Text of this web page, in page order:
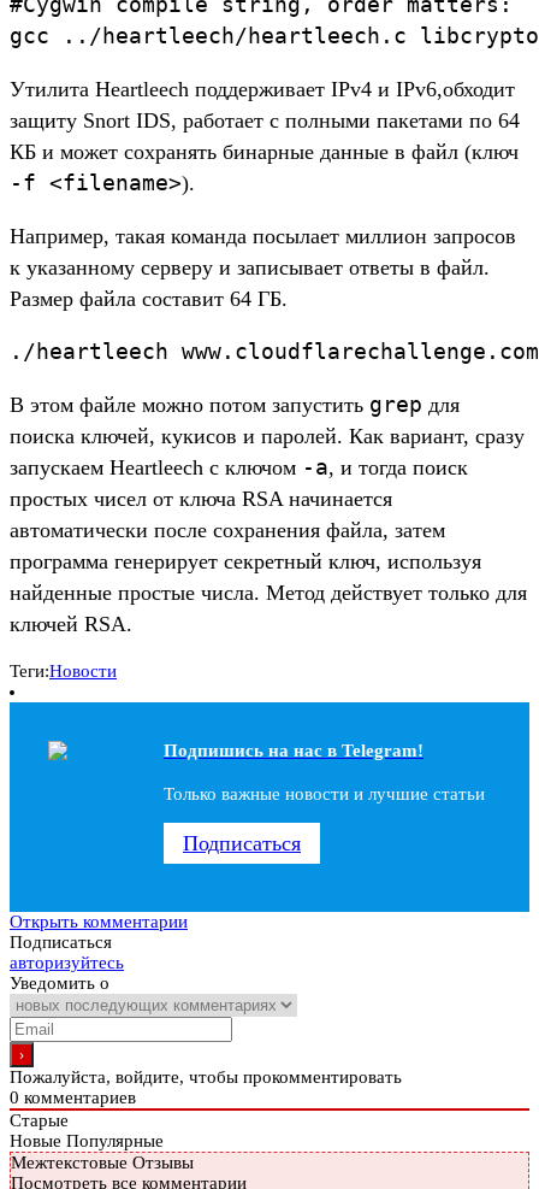
gcc ../heartleech/heartleech.c
Утилита Heartleech поддерживает IPv4 и IPv6,обходит
защиту Snort IDS, работает с полными пакетами по 64
КБ и может сохранять бинарные данные в файл (ключ
-f <filename>).
Например, такая команда посылает миллион запросов
к указанному серверу и записывает ответы в файл.
Размер файла составит 64 ГБ.
./heartleech
В этом файле можно потом запустить grep для
поиска ключей, кукисов и паролей. Как вариант, сразу
запускаем Heartleech с ключом -a, и тогда поиск
простых чисел от ключа RSA начинается
автоматически после сохранения файла, затем
программа генерирует секретный ключ, используя
найденные простые числа. Метод действует только для
ключей RSA.
Теги:Новости
Подпишись на наc в Telegram!
Только важные новости и лучшие статьи
Подписаться
Открыть комментарии
Подписаться
авторизуйтесь
Уведомить о
Пожалуйста, войдите, чтобы прокомментировать
0 комментариев
Старые
Новые Популярные
Межтекстовые Отзывы
Посмотреть все комментарии